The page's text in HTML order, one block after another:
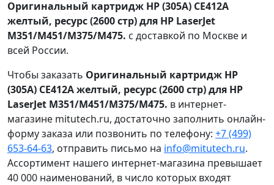
Оригинальный картридж HP (305A) CE412A
желтый, ресурс (2600 стр) для HP LaserJet
M351/M451/M375/M475. с доставкой по Москве и
всей России.
Чтобы заказать Оригинальный картридж HP
(305A) CE412A желтый, ресурс (2600 стр) для HP
LaserJet M351/M451/M375/M475. в интернет-
магазине mitutech.ru, достаточно заполнить онлайн-
форму заказа или позвонить по телефону: +7 (499)
653-64-63, отправить письмо на info@mitutech.ru.
Ассортимент нашего интернет-магазина превышает
40 000 наименований, в число которых входят